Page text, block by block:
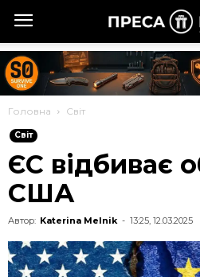
Головна Cвіт
Cвіт
ЄС відбиває
США
Автор: Katerina Melnik - 13:25, 12.03.2025